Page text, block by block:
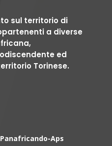
sul territorio di
a diverse
ed
Torinese.
Aps